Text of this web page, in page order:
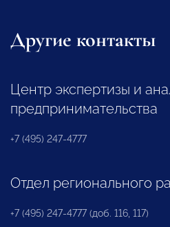
Другие контакты
Центр экспертизы и
предпринимательства
+7 (495) 247-4777
Отдел регионального
+7 (495) 247-4777 (доб. 116, 117)